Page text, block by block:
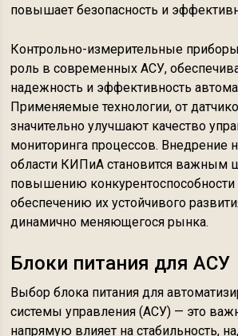
повышает безопасность и
Контрольно-измерительные
роль в современных АСУ,
надежность и эффективность
Применяемые технологии, от
значительно улучшают качество
мониторинга процессов. Внедрение
области КИПиА становится важным
повышению конкурентоспособности
обеспечению их устойчивого
динамично меняющегося рынка.
Блоки питания для АСУ
Выбор блока питания для
системы управления (АСУ) — это
напрямую влияет на стабильность,